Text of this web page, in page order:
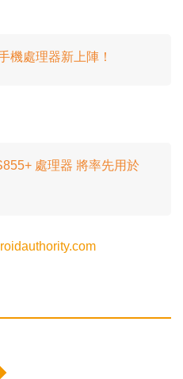
機處理器新上陣！
處理器 將率先用於